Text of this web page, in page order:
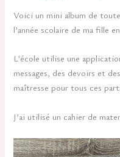
Voici un mini album de
l’année scolaire de ma fille
L’école utilise une
messages, des devoirs et
maîtresse pour tous ces
J’ai utilisé un cahier de